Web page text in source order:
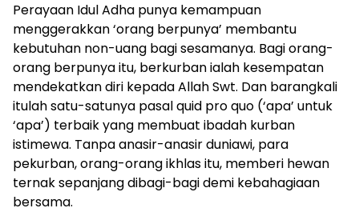
Perayaan Idul Adha punya kemampuan
menggerakkan ‘orang berpunya’ membantu
kebutuhan non-uang bagi sesamanya. Bagi orang-
orang berpunya itu, berkurban ialah kesempatan
mendekatkan diri kepada Allah Swt. Dan barangkali
itulah satu-satunya pasal quid pro quo (‘apa’ untuk
‘apa’) terbaik yang membuat ibadah kurban
istimewa. Tanpa anasir-anasir duniawi, para
pekurban, orang-orang ikhlas itu, memberi hewan
ternak sepanjang dibagi-bagi demi kebahagiaan
bersama.